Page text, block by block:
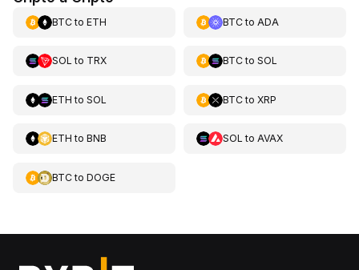
BTCto ETH BTCto ADA
SOL to TRX BTCto SOL
ETH to SOL BTCto XRP
ETH to BNB SOL to AVAX
BTCto DOGE